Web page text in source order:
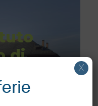
di
X